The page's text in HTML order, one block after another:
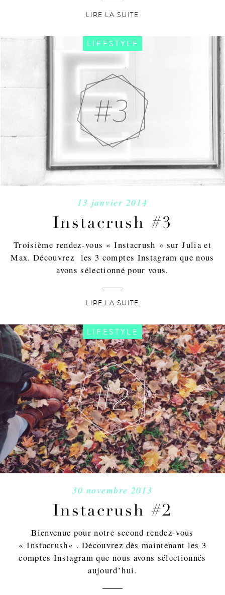
LIRE LA SUITE
LIFESTYLE
13 janvier 2014
Instacrush #3
Troisième rendez-vous « Instacrush » sur Julia et
Max. Découvrez les 3 comptes Instagram que nous
avons sélectionné pour vous.
LIRE LA SUITE
LIFESTYLE
30 novembre 2013
Instacrush #2
Bienvenue pour notre second rendez-vous
« Instacrush« . Découvrez dès maintenant les 3
comptes Instagram que nous avons sélectionnés
aujourd’hui.